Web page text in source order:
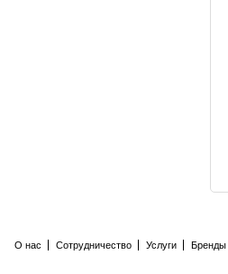
О нас Сотрудничество Услуги Бренды